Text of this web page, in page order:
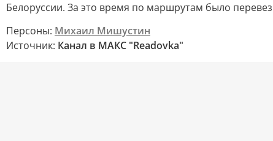
Белоруссии. За это время по маршрутам было
Персоны: Михаил Мишустин
Источник: Канал в МАКС "Readovka"